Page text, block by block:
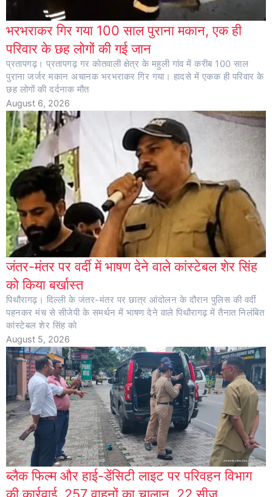
भरभराकर गिर गया 100 साल पुराना मकान, एक ही
परिवार के छह लोगों की गई जान
प्रतापगढ़। प्रतापगढ़ गर कोतवाली क्षेत्र के महुली गांव में करीब 100 साल
पुराना जर्जर मकान अचानक भरभराकर गिर गया। हादसे में एकक ही परिवार के
छह लोगों की दर्दनाक मौत
August 6, 2026
जंतर-मंतर पर वर्दी में भाषण देने वाले कांस्टेबल शेर सिंह
को किया बर्खास्त
पिथौरागढ़। दिल्ली के जंतर-मंतर पर छात्र आंदोलन के दौरान पुलिस की वर्दी
पहनकर मंच से सीजेपी के समर्थन में भाषण देने वाले पिथौरागढ़ में तैनात निलंबित
कांस्टेबल शेर सिंह को
August 5, 2026
ब्लैक फिल्म और हाई-डेंसिटी लाइट पर परिवहन विभाग